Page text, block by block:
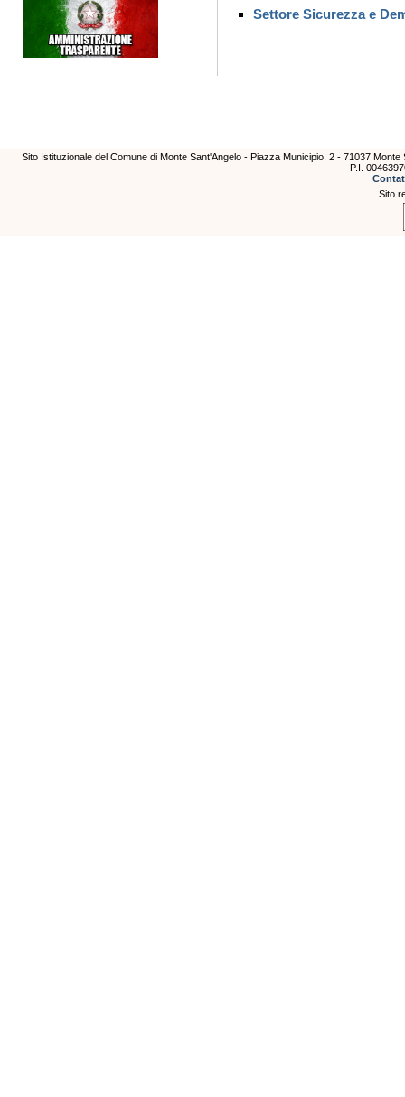
Settore Sicurezza e
Sito Istituzionale del Comune di Monte Sant'Angelo - Piazza Municipio, 2 - 71037
P.I.
Sito